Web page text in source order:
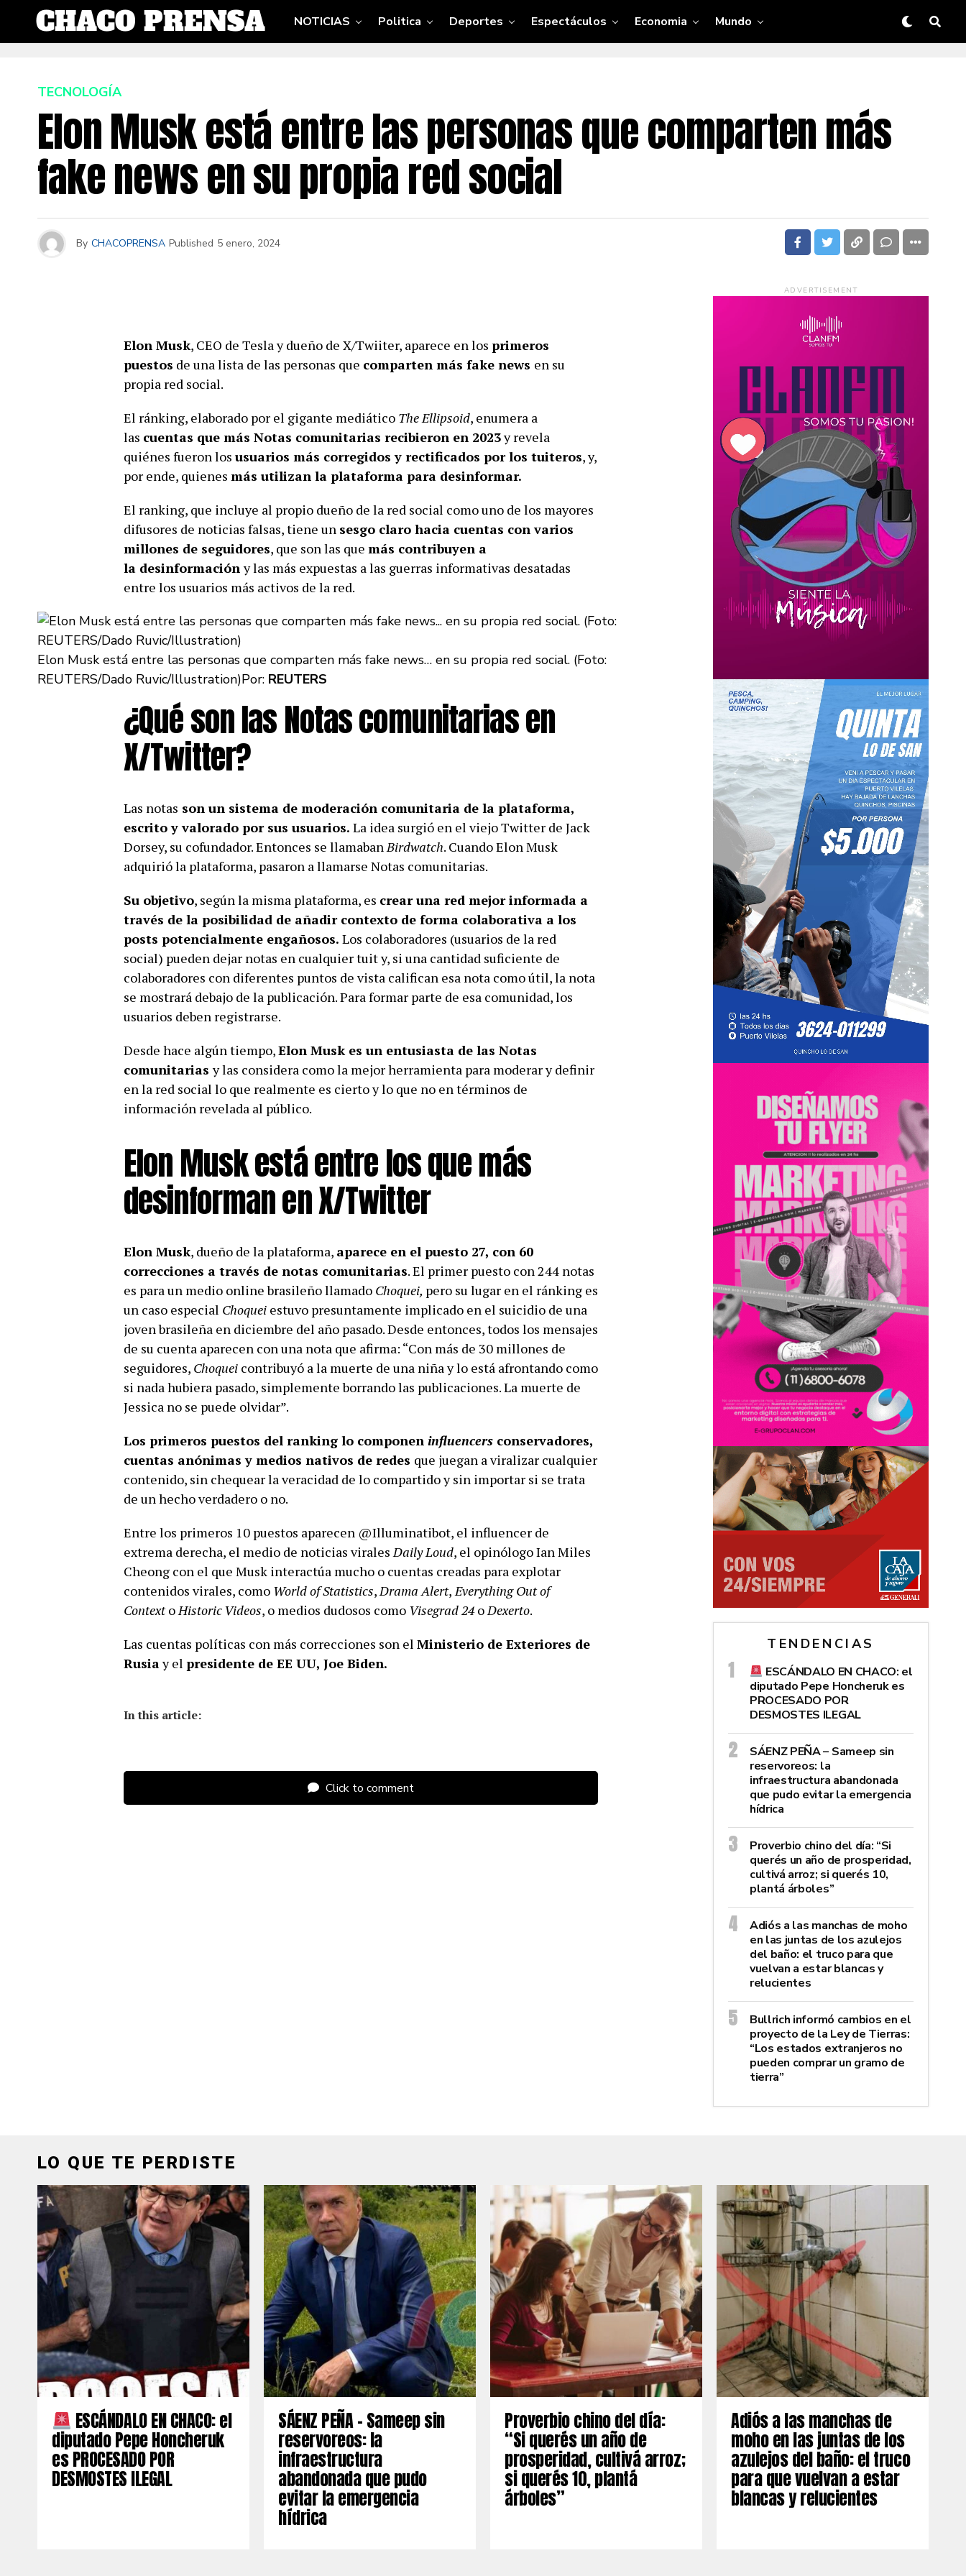
NOTICIAS Politica Deportes Espectáculos Economia Mundo
TECNOLOGÍA
Elon Musk está entre las personas que comparten más
fake news en su propia red social
By CHACOPRENSA Published 5 enero, 2024
Elon Musk, CEO de Tesla y dueño de X/Twiiter, aparece en los primeros
puestos de una lista de las personas que comparten más fake news en su
propia red social.
El ránking, elaborado por el gigante mediático The Ellipsoid, enumera a
las cuentas que más Notas comunitarias recibieron en 2023y revela
quiénes fueron los usuarios más corregidos y rectificados por los tuiteros, y,
por ende, quienes más utilizan la plataforma para desinformar.
El ranking, que incluye al propio dueño de la red social como uno de los mayores
difusores de noticias falsas, tiene un sesgo claro hacia cuentas con varios
millones de seguidores, que son las que más contribuyen a
la desinformacióny las más expuestas a las guerras informativas desatadas
entre los usuarios más activos de la red.
Elon Musk está entre las personas que comparten más fake news… en su propia red social. (Foto:
REUTERS/Dado Ruvic/Illustration)Por: REUTERS
¿Qué son las Notas comunitarias en
X/Twitter?
Las notas son un sistema de moderación comunitaria de la plataforma,
escrito y valorado por sus usuarios. La idea surgió en el viejo Twitter de Jack
Dorsey, su cofundador. Entonces se llamabanBirdwatch. Cuando Elon Musk
adquirió la plataforma, pasaron a llamarse Notas comunitarias.
Su objetivo, según la misma plataforma, es crear una red mejor informada a
través de la posibilidad de añadir contexto de forma colaborativa a los
posts potencialmente engañosos. Los colaboradores (usuarios de la red
social) pueden dejar notas en cualquier tuit y, si una cantidad suficiente de
colaboradores con diferentes puntos de vista califican esa nota como útil, la nota
se mostrará debajo de la publicación. Para formar parte de esa comunidad, los
usuarios deben registrarse.
Desde hace algún tiempo,Elon Musk es un entusiasta de las Notas
comunitariasy las considera como la mejor herramienta para moderar y definir
en la red social lo que realmente es cierto y lo que no en términos de
información revelada al público.
Elon Musk está entre los que más
desinforman en X/Twitter
Elon Musk, dueño de la plataforma, aparece en el puesto 27, con 60
correcciones a través de notas comunitarias. El primer puesto con 244 notas
es para un medio online brasileño llamado Choquei, pero su lugar en el ránking es
un caso especial Choquei estuvo presuntamente implicado en el suicidio de una
joven brasileña en diciembre del año pasado. Desde entonces, todos los mensajes
de su cuenta aparecen con una nota que afirma: “Con más de 30 millones de
seguidores, Choquei contribuyó a la muerte de una niña y lo está afrontando como
si nada hubiera pasado, simplemente borrando las publicaciones. La muerte de
Jessica no se puede olvidar”.
Los primeros puestos del ranking lo componen influencers conservadores,
cuentas anónimas y medios nativos de redes que juegan a viralizar cualquier
contenido, sin chequear la veracidad de lo compartido y sin importar si se trata
de un hecho verdadero o no.
Entre los primeros 10 puestos aparecen @Illuminatibot, el influencer de
extrema derecha, el medio de noticias viralesDaily Loud, el opinólogo Ian Miles
Cheong con el que Musk interactúa mucho o cuentas creadas para explotar
contenidos virales, como World of Statistics,Drama Alert,Everything Out of
ContextoHistoric Videos, o medios dudosos como Visegrad 24oDexerto.
Las cuentas políticas con más correcciones son el Ministerio de Exteriores de
Rusiay el presidente de EE UU, Joe Biden.
In this article:
Click to comment
ADVERTISEMENT
TENDENCIAS
ESCÁNDALO EN CHACO: el
diputado Pepe Honcheruk es
PROCESADO POR
DESMOSTES ILEGAL
SÁENZ PEÑA – Sameep sin
reservoreos: la
infraestructura abandonada
que pudo evitar la emergencia
hídrica
Proverbio chino del día: “Si
querés un año de prosperidad,
cultivá arroz; si querés 10,
plantá árboles”
Adiós a las manchas de moho
en las juntas de los azulejos
del baño: el truco para que
vuelvan a estar blancas y
relucientes
Bullrich informó cambios en el
proyecto de la Ley de Tierras:
“Los estados extranjeros no
pueden comprar un gramo de
tierra”
LO QUE TE PERDISTE
ESCÁNDALO EN CHACO: el
diputado Pepe Honcheruk
es PROCESADO POR
DESMOSTES ILEGAL
SÁENZ PEÑA – Sameep sin
reservoreos: la
infraestructura
abandonada que pudo
evitar la emergencia
hídrica
Proverbio chino del día:
“Si querés un año de
prosperidad, cultivá arroz;
si querés 10, plantá
árboles”
Adiós a las manchas de
moho en las juntas de los
azulejos del baño: el truco
para que vuelvan a estar
blancas y relucientes